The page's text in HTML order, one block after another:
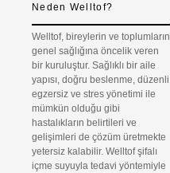
Neden Welltof?
Welltof, bireylerin ve toplumların
genel sağlığına öncelik veren
bir kuruluştur. Sağlıklı bir aile
yapısı, doğru beslenme, düzenli
egzersiz ve stres yönetimi ile
mümkün olduğu gibi
hastalıkların belirtileri ve
gelişimleri de çözüm üretmekte
yetersiz kalabilir. Welltof şifalı
içme suyuyla tedavi yöntemiyle